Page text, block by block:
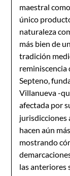
maestral
único
naturaleza
más bien de
tradición
reminiscencia
Septeno,
Villanueva -
afectada por
jurisdicciones
hacen aún
mostrando
las anteriores